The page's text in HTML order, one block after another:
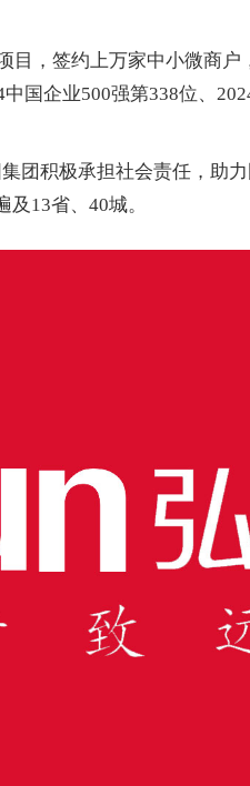
目，签约上万家中小微商户
国企业500强第338位、
团积极承担社会责任，助
13省、40城。